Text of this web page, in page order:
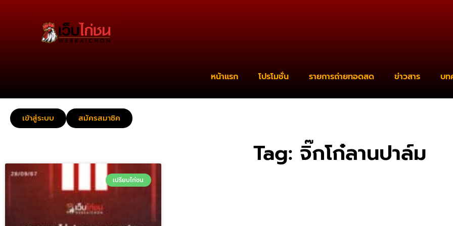
หน้าแรก โปรโมชั่น รายการถ่ายทอดสด ข่าวสาร บท
เข้าสู่ระบบ สมัครสมาชิค
Tag: จิ๊กโก๋ลานปาล์ม
เปรียบไก่ชน